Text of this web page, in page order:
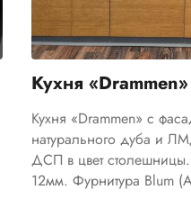
Кухня
Кухня «Drammen» с
натурального дуба и
ДСП в цвет столешницы.
12мм. Фурнитура Blum